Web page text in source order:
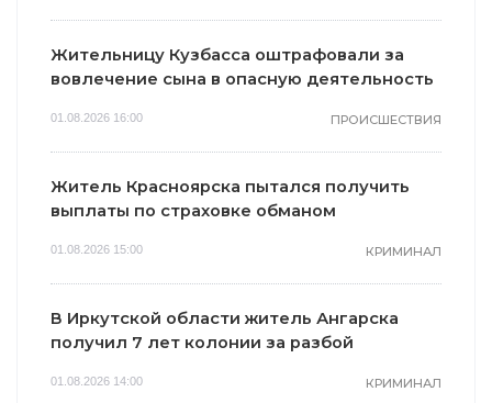
Жительницу Кузбасса оштрафовали за
вовлечение сына в опасную деятельность
01.08.2026 16:00 ПРОИСШЕСТВИЯ
Житель Красноярска пытался получить
выплаты по страховке обманом
01.08.2026 15:00 КРИМИНАЛ
В Иркутской области житель Ангарска
получил 7 лет колонии за разбой
01.08.2026 14:00 КРИМИНАЛ